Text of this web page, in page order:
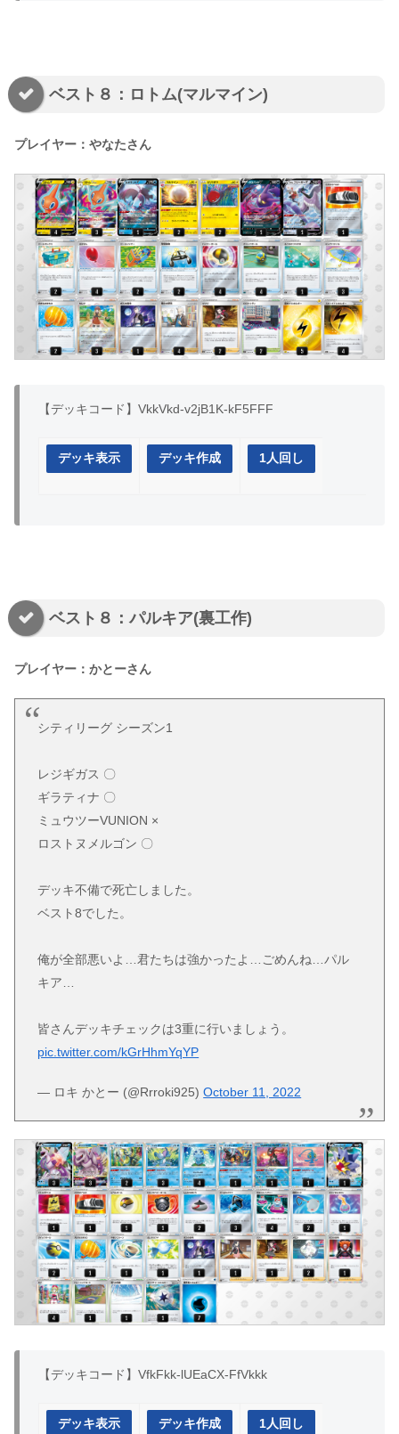
ベスト８：ロトム(マルマイン)
プレイヤー：やなたさん
【デッキコード】VkkVkd-v2jB1K-kF5FFF
デッキ表示 デッキ作成 1人回し
ベスト８：パルキア(裏工作)
プレイヤー：かとーさん
シティリーグ シーズン1
レジギガス 〇
ギラティナ 〇
ミュウツーVUNION ×
ロストヌメルゴン 〇
デッキ不備で死亡しました。
ベスト8でした。
俺が全部悪いよ…君たちは強かったよ…ごめんね…パル
キア…
皆さんデッキチェックは3重に行いましょう。
pic.twitter.com/kGrHhmYqYP
— ロキ かとー (@Rrroki925)October 11, 2022
【デッキコード】VfkFkk-lUEaCX-FfVkkk
デッキ表示 デッキ作成 1人回し